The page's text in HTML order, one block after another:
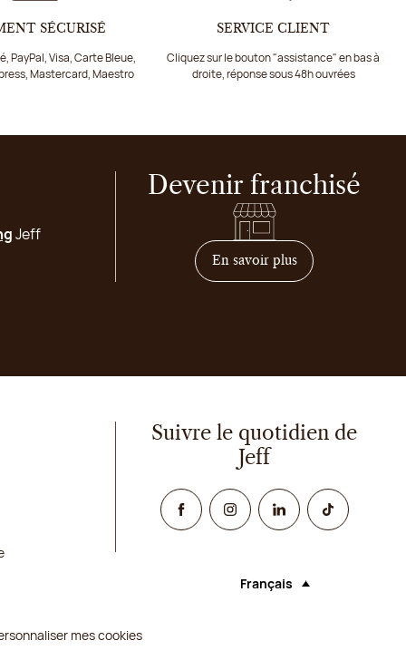
SÉCURISÉ
PayPal, Visa, Carte Bleue,
Mastercard, Maestro
SERVICE CLIENT
Cliquez sur le bouton "assistance" en bas à
droite, réponse sous 48h ouvrées
Jeff
Devenir franchisé
En savoir plussur comment
Suivre le quotidien de
Jeff
FacebookInstagramLinked InTikTok
Langue (sélectionner une
Français
mes cookies